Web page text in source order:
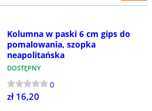
Kolumna w paski 6 cm gips do
pomalowania, szopka
neapolitańska
DOSTĘPNY
0
zł 16,20